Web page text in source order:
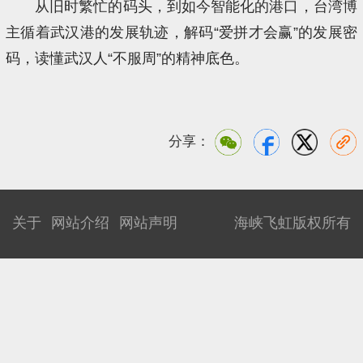
从旧时繁忙的码头，到如今智能化的港口，台湾博
主循着武汉港的发展轨迹，解码“爱拼才会赢”的发展密
码，读懂武汉人“不服周”的精神底色。​
分享：
海峡飞虹版权所有
关于 网站介绍 网站声明